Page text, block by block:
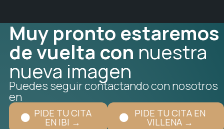
Muy pronto estaremos
de vuelta con nuestra
nueva imagen
Puedes seguir contactando con nosotros
en
PIDE TU CITA
EN IBI →
PIDE TU CITA EN
VILLENA →